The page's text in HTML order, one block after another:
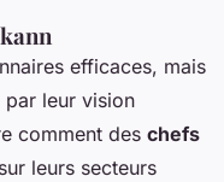
efficaces, mais
leur vision
comment des chefs
leurs secteurs